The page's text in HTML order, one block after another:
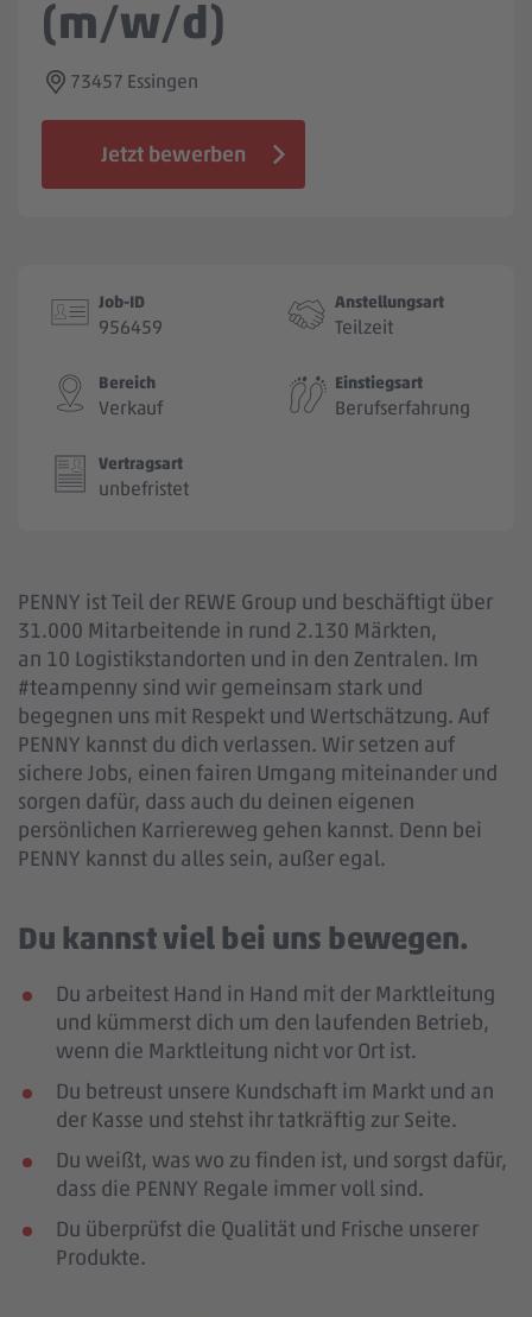
(m/w/d)
73457 Essingen
Jetzt bewerben
Job-ID
956459
Anstellungsart
Teilzeit
Bereich
Verkauf
Einstiegsart
Berufserfahrung
Vertragsart
unbefristet
PENNY ist Teil der REWE Group und beschäftigt über
31.000 Mitarbeitende in rund 2.130 Märkten,
an 10 Logistikstandorten und in den Zentralen. Im
#teampenny sind wir gemeinsam stark und
begegnen uns mit Respekt und Wertschätzung. Auf
PENNY kannst du dich verlassen. Wir setzen auf
sichere Jobs, einen fairen Umgang miteinander und
sorgen dafür, dass auch du deinen eigenen
persönlichen Karriereweg gehen kannst. Denn bei
PENNY kannst du alles sein, außer egal.
Du kannst viel bei uns bewegen.
Du arbeitest Hand in Hand mit der Marktleitung
und kümmerst dich um den laufenden Betrieb,
wenn die Marktleitung nicht vor Ort ist.
Du betreust unsere Kundschaft im Markt und an
der Kasse und stehst ihr tatkräftig zur Seite.
Du weißt, was wo zu finden ist, und sorgst dafür,
dass die PENNY Regale immer voll sind.
Du überprüfst die Qualität und Frische unserer
Produkte.